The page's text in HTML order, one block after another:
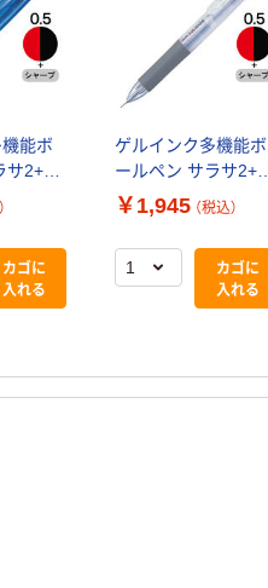
能ボ
2+S
プ
カゴに
入れる
ゲルインク多機能ボ
ールペン サラサ2+S
白軸 2色+シャープ 5
本 SJ2-W ゼブラ
￥1,945 （税込）
カゴに
入れる